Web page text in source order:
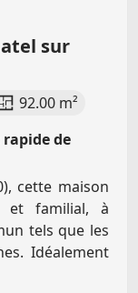
sur
92.00 m²
de
cette maison
et familial, à
tels que les
Idéalement